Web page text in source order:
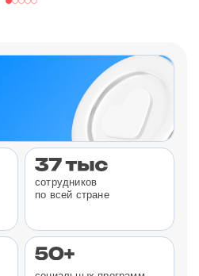
сотрудников
по всей стране